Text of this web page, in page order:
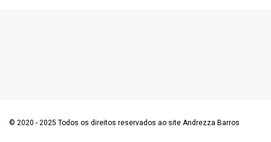
© 2020 - 2025 Todos os direitos reservados ao site Andrezza Barros